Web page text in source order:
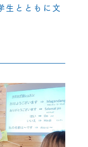
生とともに文